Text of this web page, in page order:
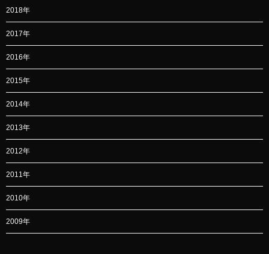
2018年
2017年
2016年
2015年
2014年
2013年
2012年
2011年
2010年
2009年